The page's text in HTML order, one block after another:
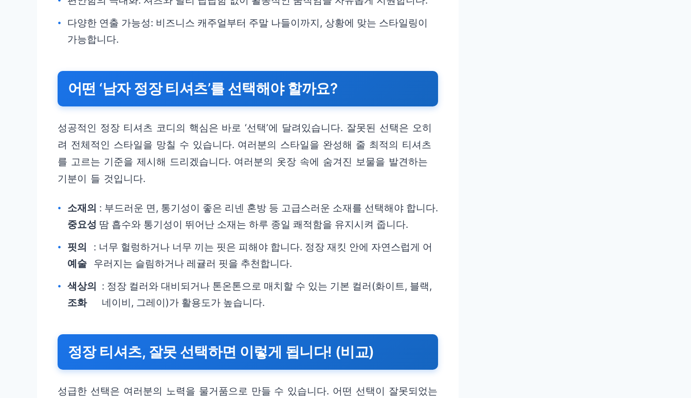
다양한 연출 가능성: 비즈니스 캐주얼부터 주말 나들이까지, 상황에 맞는 스타일링이
가능합니다.
어떤 ‘남자 정장 티셔츠’를 선택해야 할까요?
성공적인 정장 티셔츠 코디의 핵심은 바로 ‘선택’에 달려있습니다. 잘못된 선택은 오히
려 전체적인 스타일을 망칠 수 있습니다. 여러분의 스타일을 완성해 줄 최적의 티셔츠
를 고르는 기준을 제시해 드리겠습니다. 여러분의 옷장 속에 숨겨진 보물을 발견하는
기분이 들 것입니다.
소재의
중요성
: 부드러운 면, 통기성이 좋은 리넨 혼방 등 고급스러운 소재를 선택해야 합니다.
땀 흡수와 통기성이 뛰어난 소재는 하루 종일 쾌적함을 유지시켜 줍니다.
핏의
예술
: 너무 헐렁하거나 너무 끼는 핏은 피해야 합니다. 정장 재킷 안에 자연스럽게 어
우러지는 슬림하거나 레귤러 핏을 추천합니다.
색상의
조화
: 정장 컬러와 대비되거나 톤온톤으로 매치할 수 있는 기본 컬러(화이트, 블랙,
네이비, 그레이)가 활용도가 높습니다.
정장 티셔츠, 잘못 선택하면 이렇게 됩니다! (비교)
성급한 선택은 여러분의 노력을 물거품으로 만들 수 있습니다. 어떤 선택이 잘못되었는